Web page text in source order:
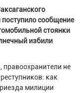
сообщение
стоянки
избили
не
как
милиции